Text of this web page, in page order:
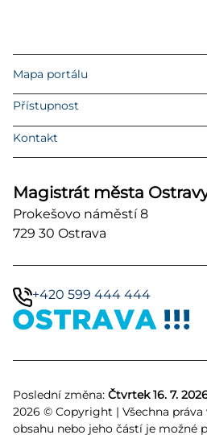
Mapa portálu
Přístupnost
Kontakt
Magistrát města
Prokešovo náměstí 8
729 30 Ostrava
+420 599 444 444
Poslední změna: Čtvrtek 16. 7.
2026 © Copyright | Všechna
obsahu nebo jeho částí je možné